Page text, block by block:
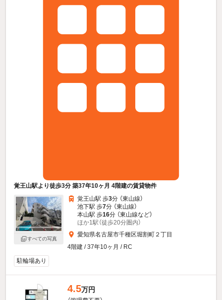
覚王山駅より徒歩3分 築37年10ヶ月 4階建の賃貸物件
すべての写真
覚王山駅 歩3分 （東山線）
池下駅 歩7分 （東山線）
本山駅 歩16分 （東山線など）
ほか1駅（徒歩20分圏内）
愛知県名古屋市千種区堀割町２丁目
4階建 / 37年10ヶ月 / RC
駐輪場あり
4.5万円